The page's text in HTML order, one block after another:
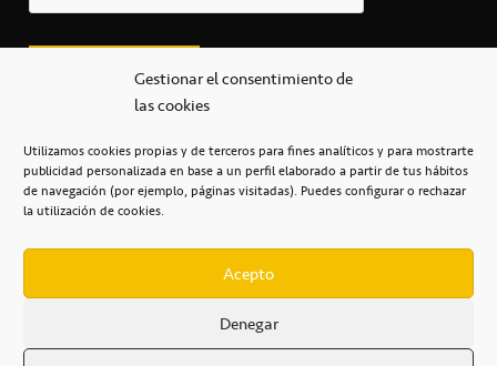
Gestionar el consentimiento de
las cookies
Utilizamos cookies propias y de terceros para fines analíticos y para mostrarte
publicidad personalizada en base a un perfil elaborado a partir de tus hábitos
de navegación (por ejemplo, páginas visitadas). Puedes configurar o rechazar
la utilización de cookies.
Acepto
Denegar
secretaria@cbcanarias.es
+34 922 253 684
Casa del Deporte / 38108 – La Laguna
POLÍTICA DE PRIVACIDAD / POLÍTICA DE COOKIES /